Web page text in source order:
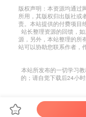
版权声明：本资源均通过
所用，其版权归出版社或
责。本站提供的付费项目
站长整理资源的回馈，
源，另外，本站整理的所
站可以协助您联系作者，
本站所发布的一切学习
的；请自觉下载后24小